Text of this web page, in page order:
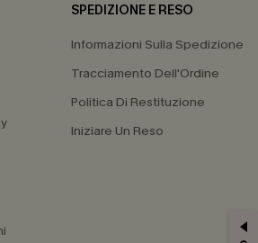
SPEDIZIONE E RESO
Informazioni Sulla Spedizione
Tracciamento Dell'Ordine
Politica Di Restituzione
Iniziare Un Reso